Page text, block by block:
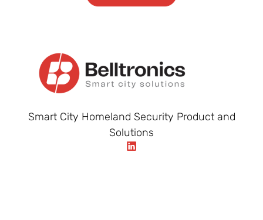
Smart City Homeland Security Product and
Solutions